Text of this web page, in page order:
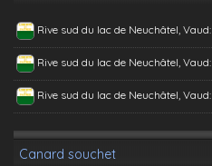
Rive sud du lac de Neuchâtel, Vaud:
Rive sud du lac de Neuchâtel, Vaud:
Rive sud du lac de Neuchâtel, Vaud:
Canard souchet